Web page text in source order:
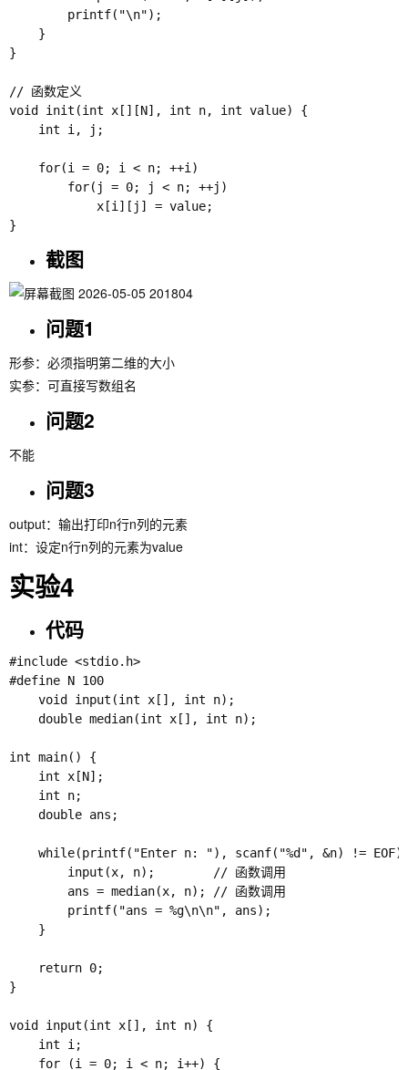
        printf("\n");
    }
}
// 函数定义
void init(int x[][N], int n, int value) {
    int i, j;
    for(i = 0; i < n; ++i)
        for(j = 0; j < n; ++j)
            x[i][j] = value;
截图
问题1
形参：必须指明第二维的大小
实参：可直接写数组名
问题2
不能
问题3
output：输出打印n行n列的元素
int：设定n行n列的元素为value
实验4
代码
#include <stdio.h>
#define N 100
    void input(int x[], int n);
    double median(int x[], int n);
int main() {
    int x[N];
    int n;
    double ans;
while(printf("Enter n: "), scanf("%d", &n) != EOF)
        input(x, n);        // 函数调用
        ans = median(x, n); // 函数调用
        printf("ans = %g\n\n", ans);
    }
    return 0;
}
void input(int x[], int n) {
    for (i = 0; i < n; i++) {